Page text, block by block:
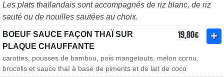
Les plats thaïlandais sont accompagnés de riz blanc, de riz
sauté ou de nouilles sautées au choix.
BOEUF SAUCE FAÇON THAÏ SUR
PLAQUE CHAUFFANTE
19,80€
carottes, pousses de bambou, pois mangetouts, melon cornu,
brocolis et sauce thaï à base de piments et de lait de coco